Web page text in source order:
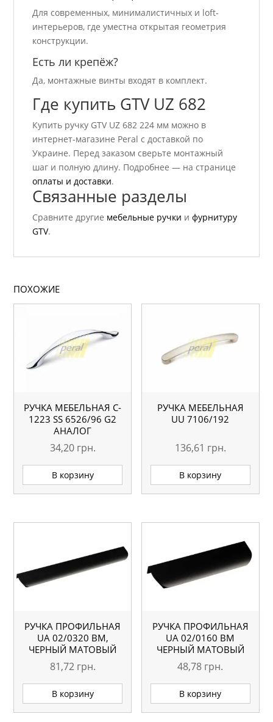
Для современных, минималистичных и loft-
интерьеров, где уместна открытая геометрия
конструкции.
Есть ли крепёж?
Да, монтажные винты входят в комплект.
Где купить GTV UZ 682
Купить ручку GTV UZ 682 224 мм можно в
интернет-магазине Peral с доставкой по
Украине. Перед заказом сверьте монтажный
шаг и полную длину. Подробнее — на странице
оплаты и доставки.
Связанные разделы
Сравните другие мебельные ручки ифурнитуру
GTV.
ПОХОЖИЕ
РУЧКА МЕБЕЛЬНАЯ C-
1223 SS 6526/96 G2
АНАЛОГ
34,20 грн.
В корзину
РУЧКА МЕБЕЛЬНАЯ
UU 7106/192
136,61 грн.
В корзину
РУЧКА ПРОФИЛЬНАЯ
UA 02/0320 BM,
ЧЕРНЫЙ МАТОВЫЙ
81,72 грн.
В корзину
РУЧКА ПРОФИЛЬНАЯ
UA 02/0160 BM
ЧЕРНЫЙ МАТОВЫЙ
48,78 грн.
В корзину